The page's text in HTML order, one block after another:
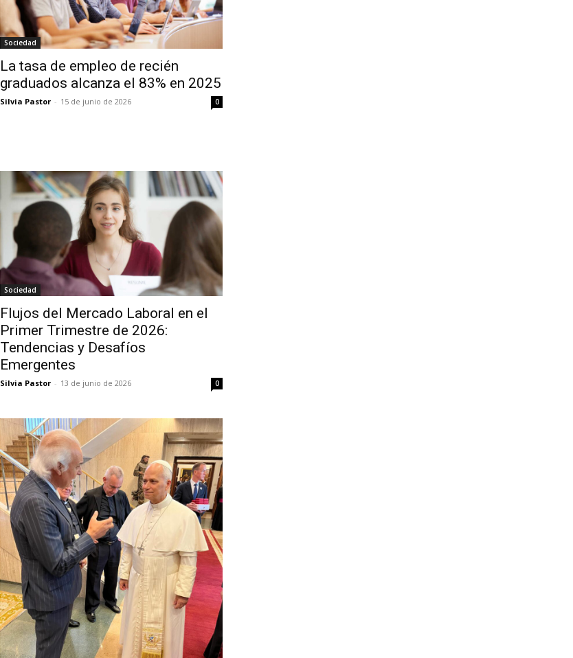
Sociedad
La tasa de empleo de recién
graduados alcanza el 83% en 2025
Silvia Pastor - 15 de junio de 2026 0
Sociedad
Flujos del Mercado Laboral en el
Primer Trimestre de 2026:
Tendencias y Desafíos
Emergentes
Silvia Pastor - 13 de junio de 2026 0